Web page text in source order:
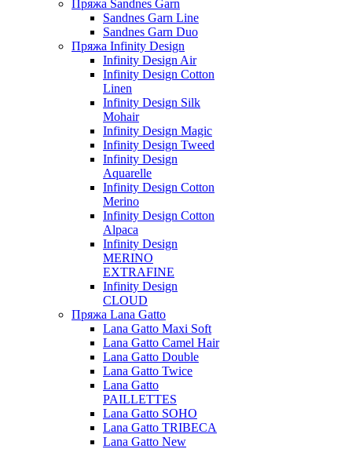
Пряжа Sandnes Garn
Sandnes Garn Line
Sandnes Garn Duo
Пряжа Infinity Design
Infinity Design Air
Infinity Design Cotton
Linen
Infinity Design Silk
Mohair
Infinity Design Magic
Infinity Design Tweed
Infinity Design
Aquarelle
Infinity Design Cotton
Merino
Infinity Design Cotton
Alpaca
Infinity Design
MERINO
EXTRAFINE
Infinity Design
CLOUD
Пряжа Lana Gatto
Lana Gatto Maxi Soft
Lana Gatto Camel Hair
Lana Gatto Double
Lana Gatto Twice
Lana Gatto
PAILLETTES
Lana Gatto SOHO
Lana Gatto TRIBECA
Lana Gatto New